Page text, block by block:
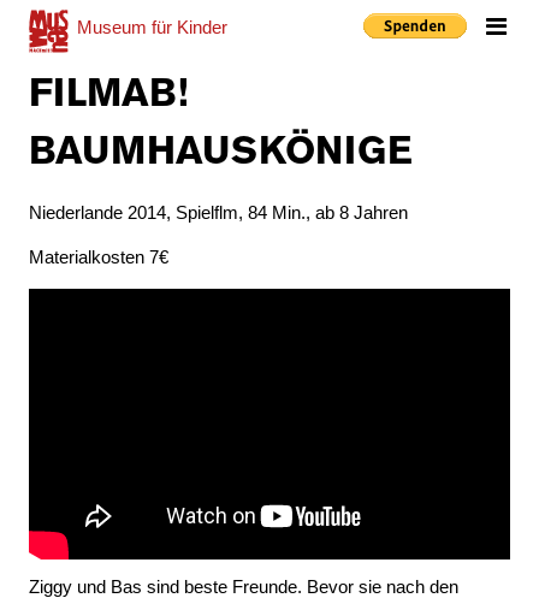
Museum für Kinder
FILMAB!
BAUMHAUSKÖNIGE
Niederlande 2014, Spielflm, 84 Min., ab 8 Jahren
Materialkosten 7€
Ziggy und Bas sind beste Freunde. Bevor sie nach den